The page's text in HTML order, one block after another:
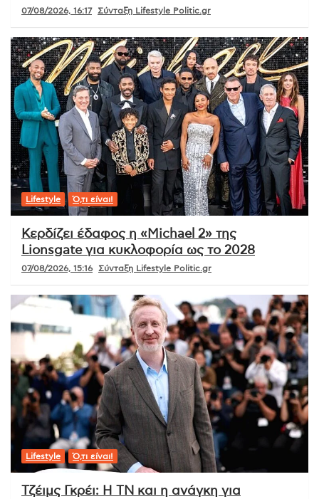
07/08/2026, 16:17 Σύνταξη Lifestyle Politic.gr
Lifestyle Ό,τι είναι!
Κερδίζει έδαφος η «Michael 2» της
Lionsgate για κυκλοφορία ως το 2028
07/08/2026, 15:16 Σύνταξη Lifestyle Politic.gr
Lifestyle Ό,τι είναι!
Τζέιμς Γκρέι: Η ΤΝ και η ανάγκη για